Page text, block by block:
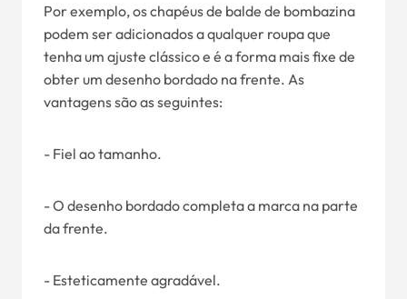
Por exemplo, os chapéus de balde de bombazina
podem ser adicionados a qualquer roupa que
tenha um ajuste clássico e é a forma mais fixe de
obter um desenho bordado na frente. As
vantagens são as seguintes:
- Fiel ao tamanho.
- O desenho bordado completa a marca na parte
da frente.
- Esteticamente agradável.